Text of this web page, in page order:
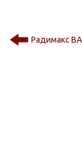
Радимакс